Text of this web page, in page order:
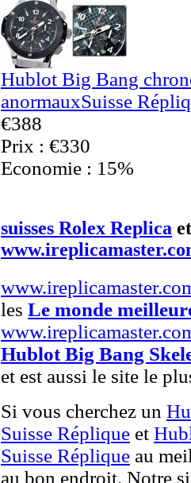
Hublot Big Bang
anormauxSuisse
€388
Prix : €330
Economie : 15%
suisses Rolex Replica
les Le monde
Hublot Big Bang
et est aussi le site le
Si vous cherchez un
Suisse Réplique et
Suisse Réplique au
au bon endroit. Notre